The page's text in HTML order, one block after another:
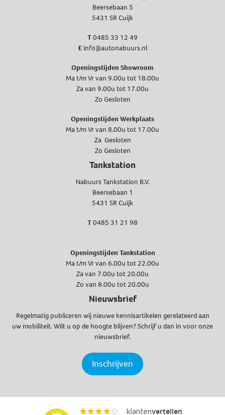
Beersebaan 5
5431 SR Cuijk
T0485 33 12 49
E info@autonabuurs.nl
Openingstijden Showroom
Ma t/m Vr van 9.00u tot 18.00u
Za van 9.00u tot 17.00u
Zo Gesloten
Openingstijden Werkplaats
Ma t/m Vr van 8.00u tot 17.00u
Za Gesloten
Zo Gesloten
Tankstation
Nabuurs Tankstation B.V.
Beersebaan 1
5431 SR Cuijk
T0485 31 21 98
Openingstijden Tankstation
Ma t/m Vr van 6.00u tot 22.00u
Za van 7.00u tot 20.00u
Zo van 8.00u tot 20.00u
Nieuwsbrief
Regelmatig publiceren wij nieuwe kennisartikelen gerelateerd aan
uw mobiliteit. Wilt u op de hoogte blijven? Schrijf u dan in voor onze
nieuwsbrief.
Inschrijven